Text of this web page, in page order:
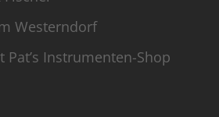
Westerndorf
Pat’s Instrumenten-Shop